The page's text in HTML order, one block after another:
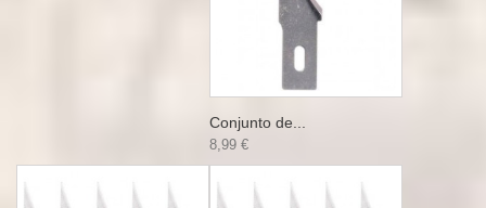
Conjunto de...
8,99 €